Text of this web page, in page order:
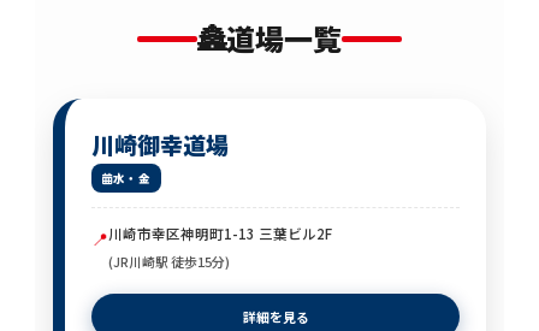
🏯道場一覧
川崎御幸道場
水・金
📍川崎市幸区神明町1-13 三葉ビル2F
(JR川崎駅 徒歩15分)
詳細を見る